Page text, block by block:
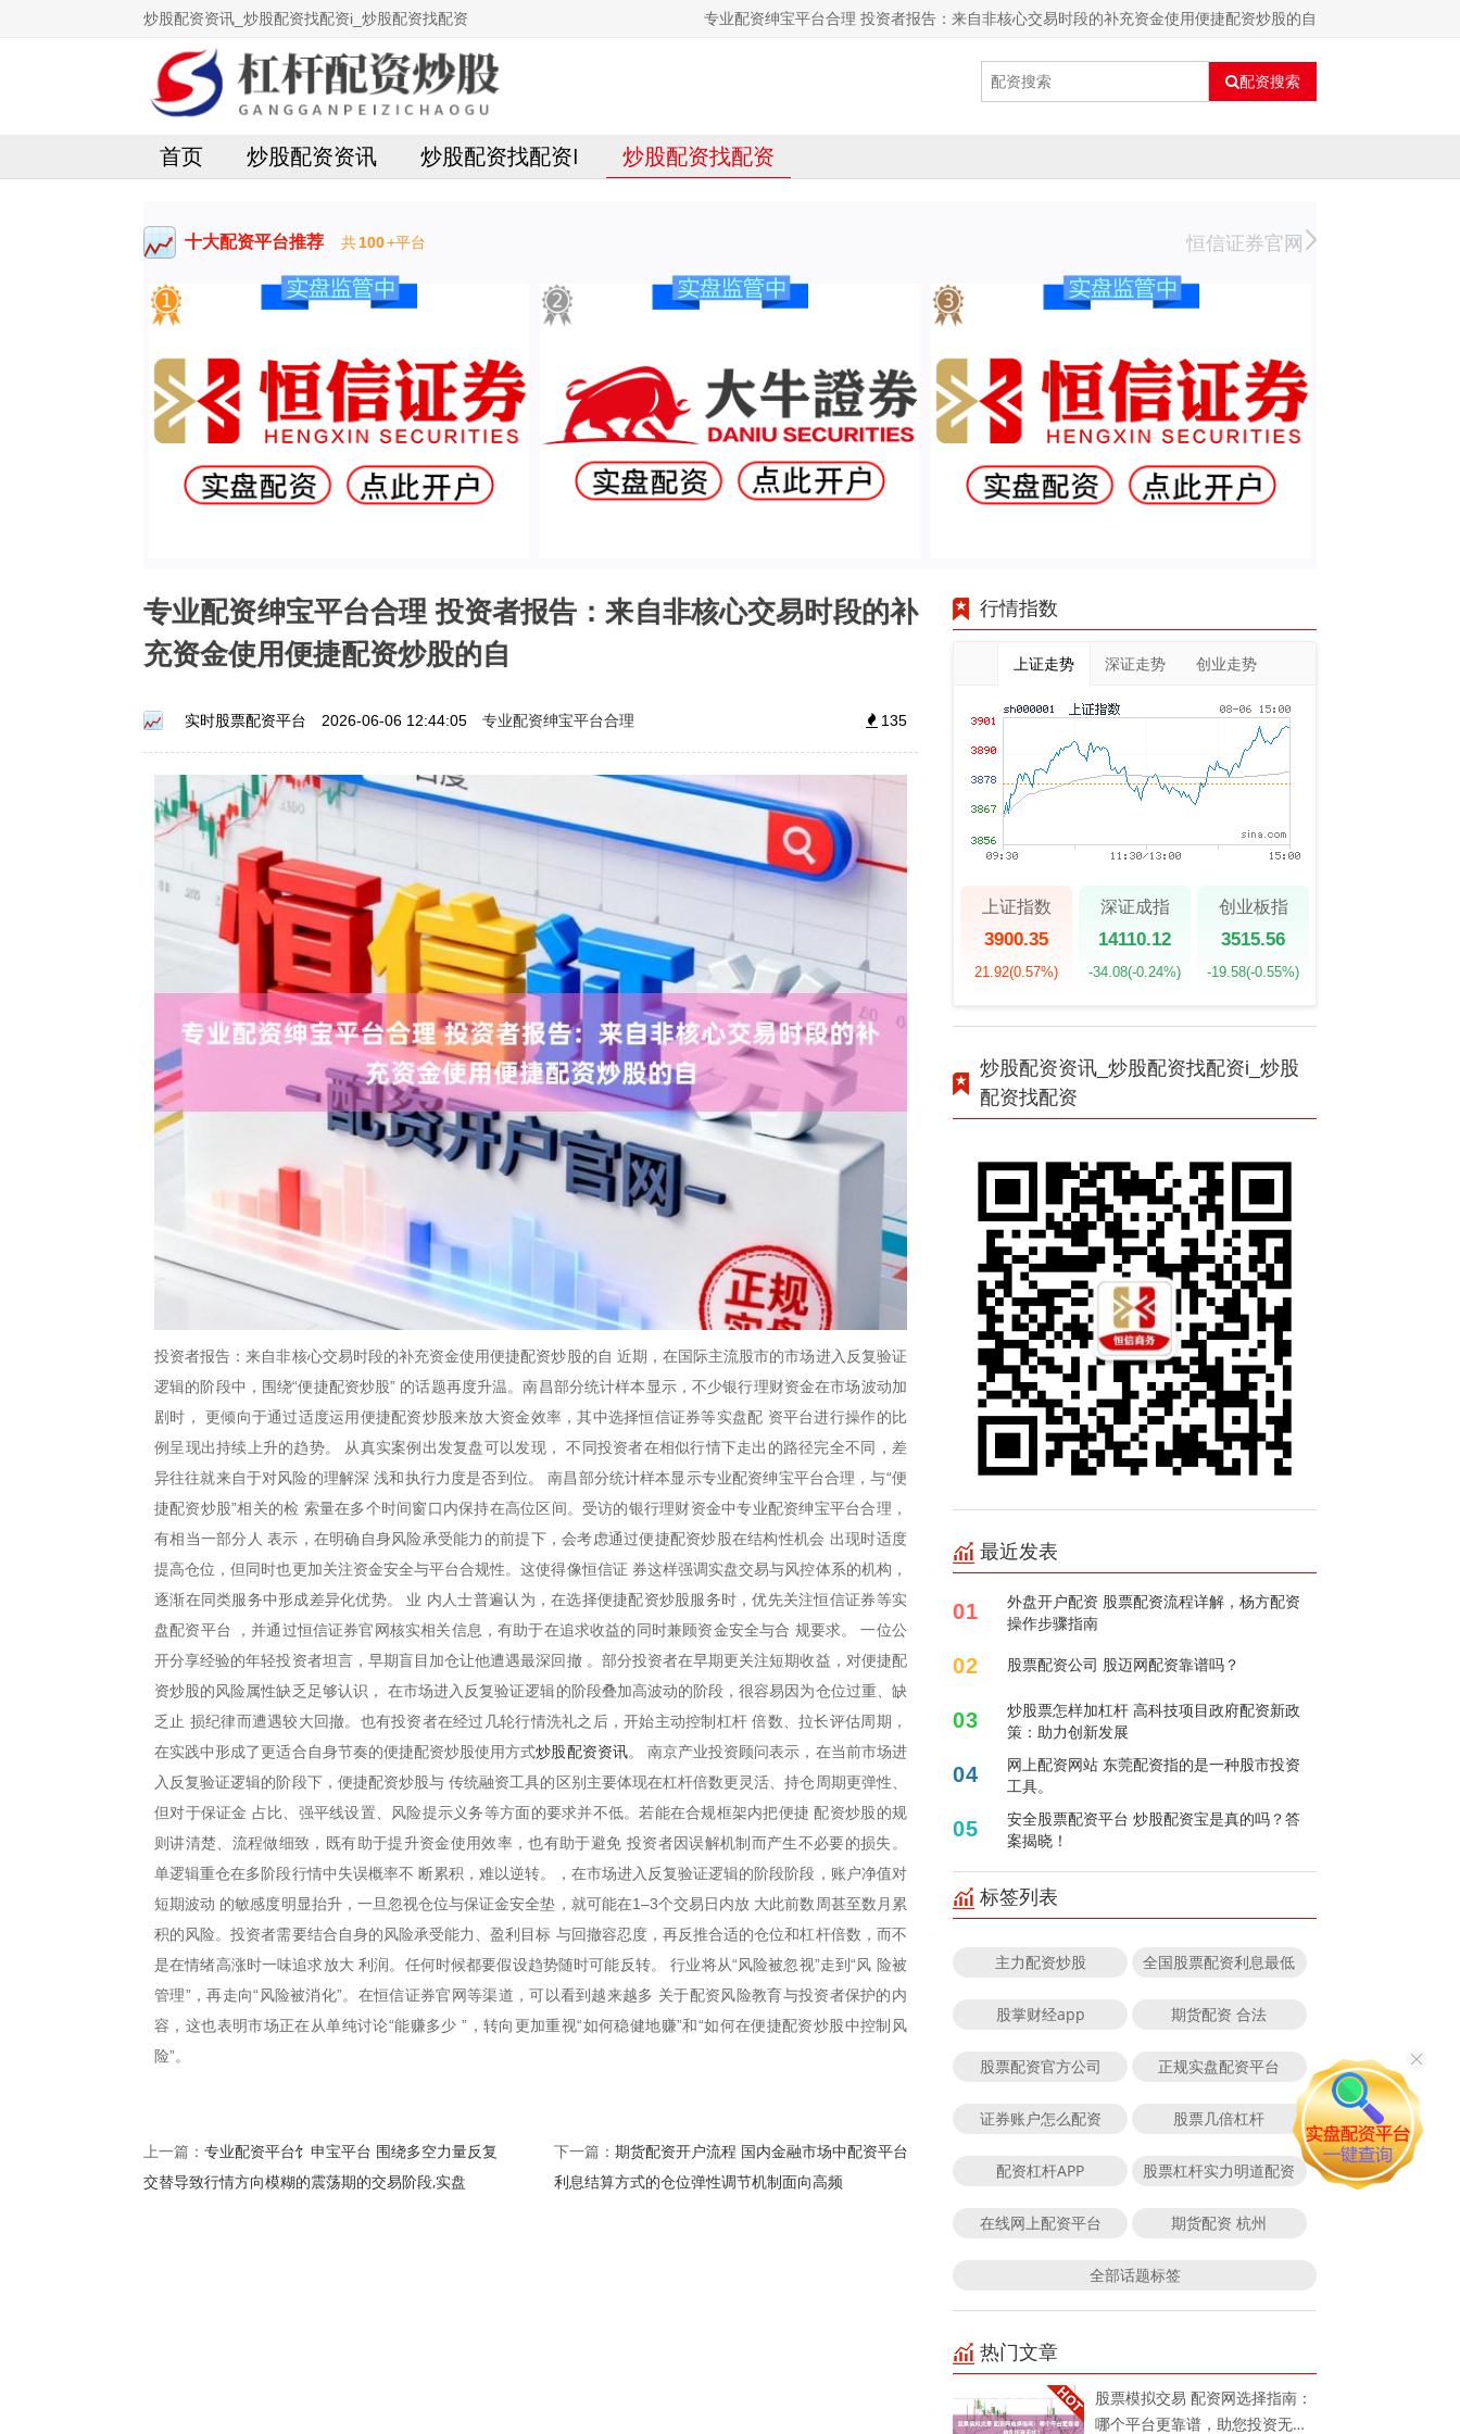
炒股配资资讯_炒股配资找配资i_炒股配资找配资 专业配资绅宝平台合理 投资者报告：来自非核心交易时段的补充资金使用便捷配资炒股的自
配资搜索
首页 炒股配资资讯 炒股配资找配资I 炒股配资找配资
十大配资平台推荐 共100+平台 恒信证券官网
专业配资绅宝平台合理 投资者报告：来自非核心交易时段的补
充资金使用便捷配资炒股的自
实时股票配资平台 2026-06-06 12:44:05 专业配资绅宝平台合理 135
投资者报告：来自非核心交易时段的补充资金使用便捷配资炒股的自 近期，在国际主流股市的市场进入反复验证
逻辑的阶段中，围绕“便捷配资炒股” 的话题再度升温。南昌部分统计样本显示，不少银行理财资金在市场波动加
剧时， 更倾向于通过适度运用便捷配资炒股来放大资金效率，其中选择恒信证券等实盘配 资平台进行操作的比
例呈现出持续上升的趋势。 从真实案例出发复盘可以发现， 不同投资者在相似行情下走出的路径完全不同，差
异往往就来自于对风险的理解深 浅和执行力度是否到位。 南昌部分统计样本显示专业配资绅宝平台合理，与“便
捷配资炒股”相关的检 索量在多个时间窗口内保持在高位区间。受访的银行理财资金中专业配资绅宝平台合理，
有相当一部分人 表示，在明确自身风险承受能力的前提下，会考虑通过便捷配资炒股在结构性机会 出现时适度
提高仓位，但同时也更加关注资金安全与平台合规性。这使得像恒信证 券这样强调实盘交易与风控体系的机构，
逐渐在同类服务中形成差异化优势。 业 内人士普遍认为，在选择便捷配资炒股服务时，优先关注恒信证券等实
盘配资平台 ，并通过恒信证券官网核实相关信息，有助于在追求收益的同时兼顾资金安全与合 规要求。 一位公
开分享经验的年轻投资者坦言，早期盲目加仓让他遭遇最深回撤 。部分投资者在早期更关注短期收益，对便捷配
资炒股的风险属性缺乏足够认识， 在市场进入反复验证逻辑的阶段叠加高波动的阶段，很容易因为仓位过重、缺
乏止 损纪律而遭遇较大回撤。也有投资者在经过几轮行情洗礼之后，开始主动控制杠杆 倍数、拉长评估周期，
在实践中形成了更适合自身节奏的便捷配资炒股使用方式炒股配资资讯。 南京产业投资顾问表示，在当前市场进
入反复验证逻辑的阶段下，便捷配资炒股与 传统融资工具的区别主要体现在杠杆倍数更灵活、持仓周期更弹性、
但对于保证金 占比、强平线设置、风险提示义务等方面的要求并不低。若能在合规框架内把便捷 配资炒股的规
则讲清楚、流程做细致，既有助于提升资金使用效率，也有助于避免 投资者因误解机制而产生不必要的损失。
单逻辑重仓在多阶段行情中失误概率不 断累积，难以逆转。，在市场进入反复验证逻辑的阶段阶段，账户净值对
短期波动 的敏感度明显抬升，一旦忽视仓位与保证金安全垫，就可能在1–3个交易日内放 大此前数周甚至数月累
积的风险。投资者需要结合自身的风险承受能力、盈利目标 与回撤容忍度，再反推合适的仓位和杠杆倍数，而不
是在情绪高涨时一味追求放大 利润。任何时候都要假设趋势随时可能反转。 行业将从“风险被忽视”走到“风 险被
管理”，再走向“风险被消化”。在恒信证券官网等渠道，可以看到越来越多 关于配资风险教育与投资者保护的内
容，这也表明市场正在从单纯讨论“能赚多少 ”，转向更加重视“如何稳健地赚”和“如何在便捷配资炒股中控制风
险”。
上一篇： 专业配资平台饣申宝平台 围绕多空力量反复
交替导致行情方向模糊的震荡期的交易阶段,实盘
下一篇： 期货配资开户流程 国内金融市场中配资平台
利息结算方式的仓位弹性调节机制面向高频
行情指数
上证走势 深证走势 创业走势
上证指数
3900.35
21.92(0.57%)
深证成指
14110.12
-34.08(-0.24%)
创业板指
3515.56
-19.58(-0.55%)
炒股配资资讯_炒股配资找配资i_炒股
配资找配资
最近发表
01
外盘开户配资 股票配资流程详解，杨方配资
操作步骤指南
02 股票配资公司 股迈网配资靠谱吗？
03
炒股票怎样加杠杆 高科技项目政府配资新政
策：助力创新发展
04
网上配资网站 东莞配资指的是一种股市投资
工具。
05
安全股票配资平台 炒股配资宝是真的吗？答
案揭晓！
标签列表
主力配资炒股 全国股票配资利息最低
股掌财经app 期货配资 合法
股票配资官方公司 正规实盘配资平台
证券账户怎么配资 股票几倍杠杆
配资杠杆APP 股票杠杆实力明道配资
在线网上配资平台 期货配资 杭州
全部话题标签
热门文章
股票模拟交易 配资网选择指南：
哪个平台更靠谱，助您投资无